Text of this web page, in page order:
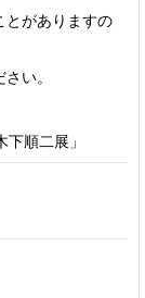
とがありますの
い。
順二展」